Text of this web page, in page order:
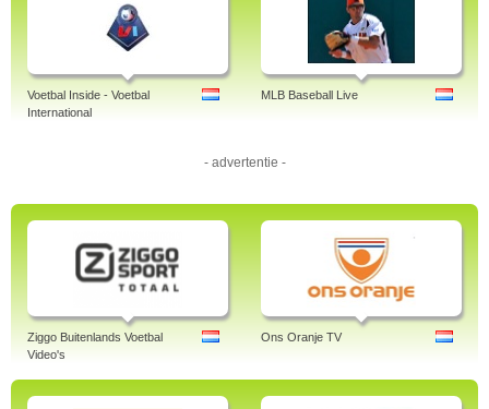
Voetbal Inside - Voetbal
International
MLB Baseball Live
- advertentie -
Ziggo Buitenlands Voetbal
Video's
Ons Oranje TV